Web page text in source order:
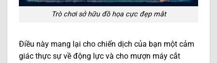
Trò chơi sở hữu đồ họa cực đẹp mắt
Điều này mang lại cho chiến dịch của bạn một cảm
giác thực sự về động lực và cho mượn máy cắt